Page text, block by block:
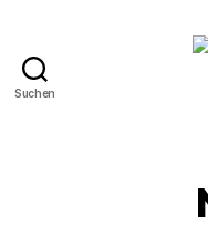
Suchen